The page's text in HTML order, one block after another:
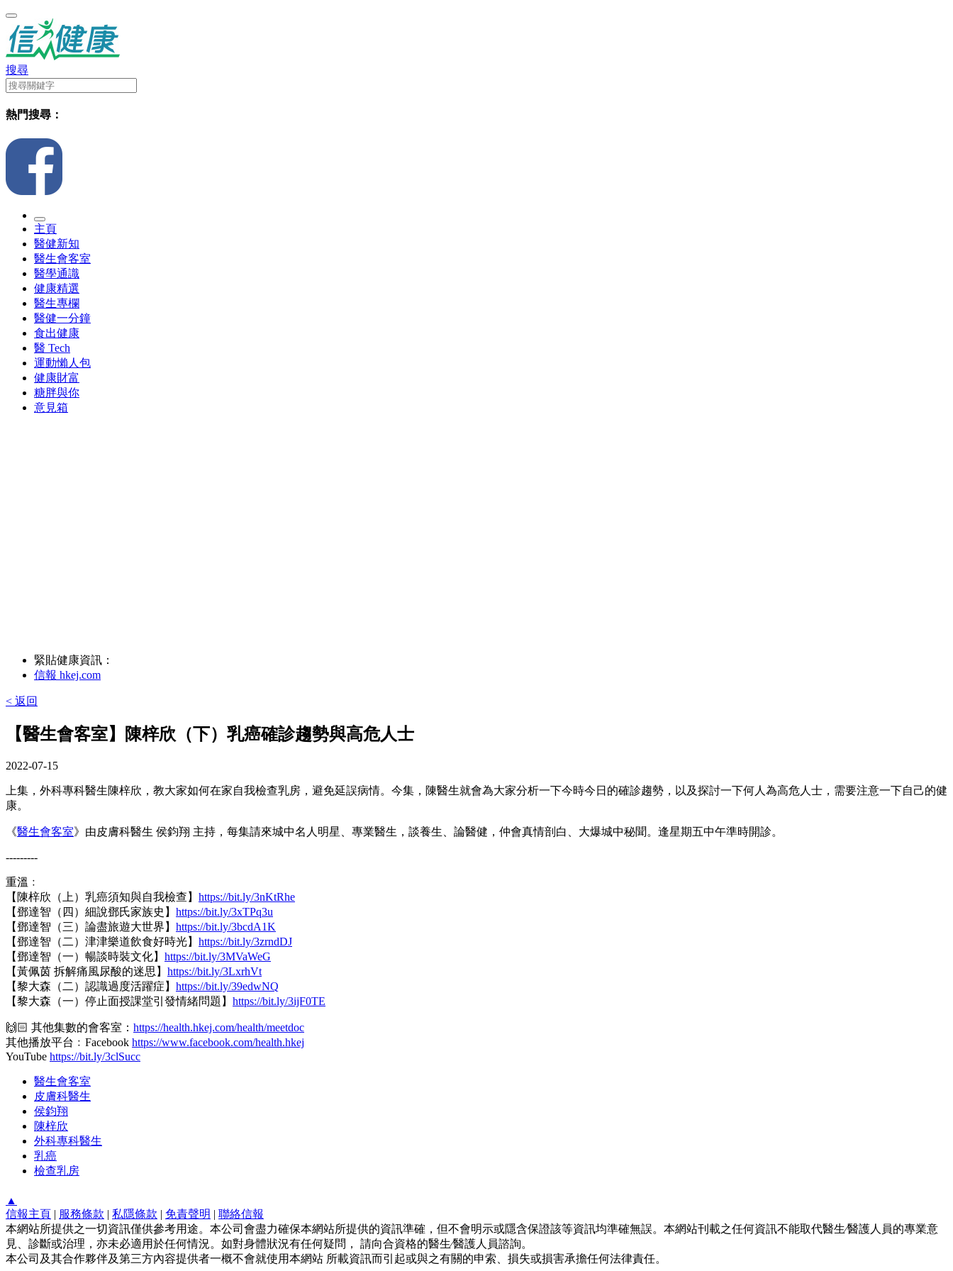
搜尋
熱門搜尋：
主頁
醫健新知
醫生會客室
醫學通識
健康精選
醫生專欄
醫健一分鐘
食出健康
醫 Tech
運動懶人包
健康財富
糖胖與你
意見箱
緊貼健康資訊：
信報 hkej.com
< 返回
【醫生會客室】陳梓欣（下）乳癌確診趨勢與高危人士
2022-07-15
上集，外科專科醫生陳梓欣，教大家如何在家自我檢查乳房，避免延誤病情。今集，陳醫生就會為大家分析一下今時今日的確診趨勢，以及探討一下何人為高危人士，需要注意一下自己的健
康。
《醫生會客室》由皮膚科醫生 侯鈞翔 主持，每集請來城中名人明星、專業醫生，談養生、論醫健，仲會真情剖白、大爆城中秘聞。逢星期五中午準時開診。
---------
重溫﹕
【陳梓欣（上）乳癌須知與自我檢查】 https://bit.ly/3nKtRhe
【鄧達智（四）細說鄧氏家族史】 https://bit.ly/3xTPq3u
【鄧達智（三）論盡旅遊大世界】 https://bit.ly/3bcdA1K
【鄧達智（二）津津樂道飲食好時光】 https://bit.ly/3zrndDJ
【鄧達智（一）暢談時裝文化】 https://bit.ly/3MVaWeG
【黃佩茵 拆解痛風尿酸的迷思】 https://bit.ly/3LxrhVt
【黎大森（二）認識過度活躍症】 https://bit.ly/39edwNQ
【黎大森（一）停止面授課堂引發情緒問題】 https://bit.ly/3ijF0TE
🙌🏻 其他集數的會客室： https://health.hkej.com/health/meetdoc
其他播放平台﹕Facebook https://www.facebook.com/health.hkej
YouTube https://bit.ly/3clSucc
醫生會客室
皮膚科醫生
侯鈞翔
陳梓欣
外科專科醫生
乳癌
檢查乳房
▲
信報主頁 | 服務條款 | 私隱條款 | 免責聲明 | 聯絡信報
本網站所提供之一切資訊僅供參考用途。本公司會盡力確保本網站所提供的資訊準確，但不會明示或隱含保證該等資訊均準確無誤。本網站刊載之任何資訊不能取代醫生∕醫護人員的專業意
見、診斷或治理，亦未必適用於任何情況。如對身體狀況有任何疑問， 請向合資格的醫生∕醫護人員諮詢。
本公司及其合作夥伴及第三方內容提供者一概不會就使用本網站 所載資訊而引起或與之有關的申索、損失或損害承擔任何法律責任。